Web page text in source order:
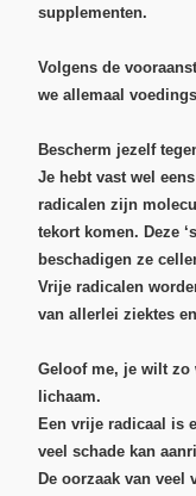
supplementen.
Volgens de
we allemaal
Bescherm jezelf
Je hebt vast wel
radicalen zijn
tekort komen. Deze
beschadigen ze
Vrije radicalen
van allerlei ziektes
Geloof me, je wilt
lichaam.
Een vrije radicaal is
veel schade kan
De oorzaak van